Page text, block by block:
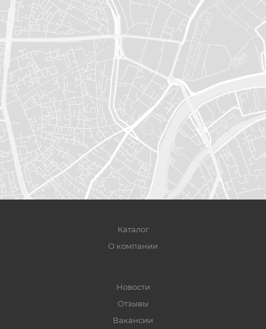
Каталог
О компании
Новости
Отзывы
Вакансии